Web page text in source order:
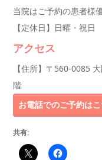
当院はご予約の患者様
【定休日】日曜・祝日
アクセス
【住所】〒560-0085
階
お電話でのご予約は
共有: